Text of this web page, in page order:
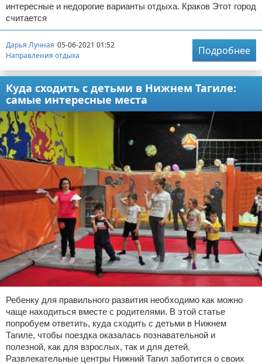
интересные и недорогие варианты отдыха. Краков Этот город
считается
Дарья Лучная 05-06-2021 01:52
Направления отдыха
Подробнее
Куда сходить с детьми в Нижнем Тагиле:
самые интересные места
Ребенку для правильного развития необходимо как можно
чаще находиться вместе с родителями. В этой статье
попробуем ответить, куда сходить с детьми в Нижнем
Тагиле, чтобы поездка оказалась познавательной и
полезной, как для взрослых, так и для детей.
Развлекательные центры Нижний Тагил заботится о своих